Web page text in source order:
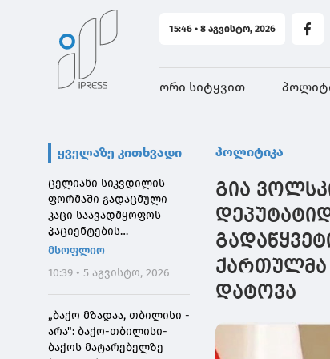
15:46 • 8 აგვისტო, 2026
ორი სიტყვით
ყველაზე კითხვადი
ცელიანი სიკვდილის
ფორმაში გადაცმული
კაცი საავადმყოფოს
პაციენტების
შეშინებისთვის
მსოფლიო
10:39 • 5 აგვისტო, 2026
„ბაქო მზადაა, თბილისი -
არა": ბაქო-თბილისი-
ბაქოს მატარებელზე
პოლიტიკა
გია
ქართულმა
დატოვა